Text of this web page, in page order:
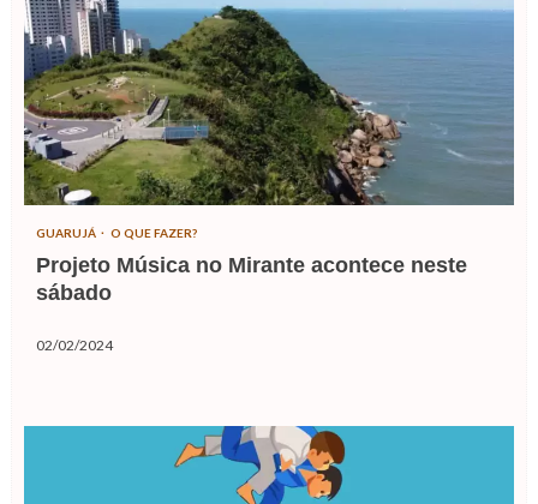
GUARUJÁ O QUE FAZER?
Projeto Música no Mirante acontece neste
sábado
02/02/2024